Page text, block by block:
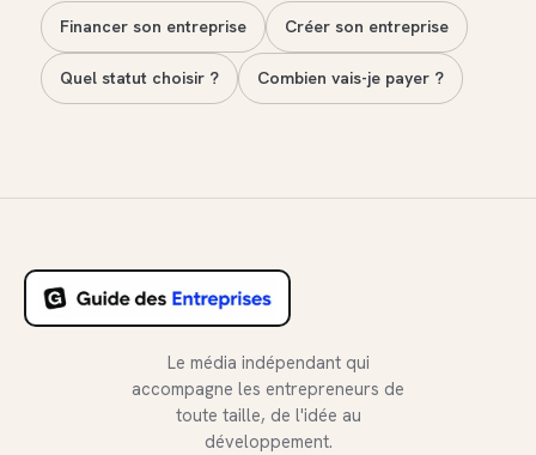
Financer son entreprise Créer son entreprise
Quel statut choisir ? Combien vais-je payer ?
Le média indépendant qui
accompagne les entrepreneurs de
toute taille, de l'idée au
développement.